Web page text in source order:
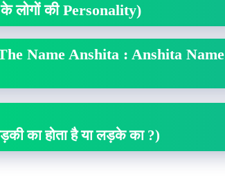
लोगों की Personality)
Name Anshita : Anshita Name
का होता है या लड़के का ?)